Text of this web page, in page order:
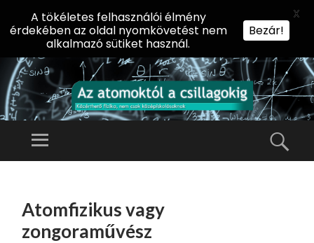
AZ
Előadássorozat
Menü
TARTALOMHOZ
Atomfizikus vagy
zongoraművész
A tökéletes felhasználói élmény
érdekében az oldal nyomkövetést nem
alkalmazó sütiket használ.
Bezár!
X